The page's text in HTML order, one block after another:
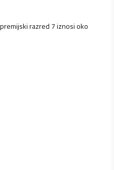
razred 7 iznosi oko